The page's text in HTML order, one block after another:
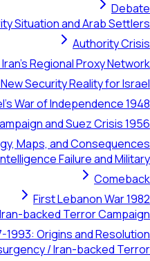
Situation and Arab
Authority
Iran's Regional Proxy
Security Reality for
War of Independence
and Suez Crisis
Maps, and
Failure and
First Lebanon War
backed Terror
1993: Origins and
/ Iran-backed